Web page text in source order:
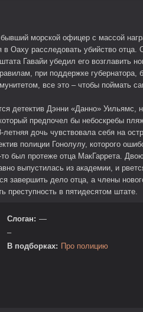
морской офицер с массой
в Оаху расследовать убийство отца.
Гавайи убедил его возглавить
при поддержке губернатора,
все это – чтобы поймать
детектив Дэнни «Данно» Уильямс,
предпочел бы небоскребы
дочь чувствовала себя на
полиции Гонолулу, которого
то был протеже отца МакГаррета.
выпустилась из академии, и
завершить дело отца, а члены
преступность в пятидесятом штате.
Слоган: —
–
В подборках: Про полицию